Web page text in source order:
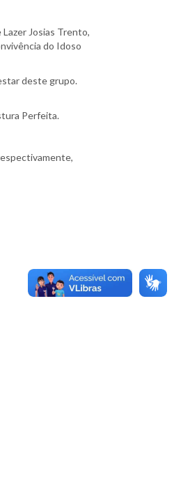
Josias Trento,
do Idoso
deste grupo.
Perfeita.